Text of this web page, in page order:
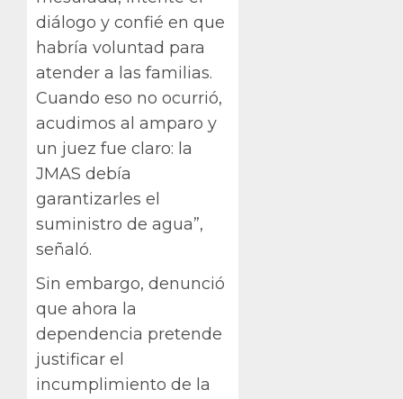
diálogo y confié en que
habría voluntad para
atender a las familias.
Cuando eso no ocurrió,
acudimos al amparo y
un juez fue claro: la
JMAS debía
garantizarles el
suministro de agua”,
señaló.
Sin embargo, denunció
que ahora la
dependencia pretende
justificar el
incumplimiento de la